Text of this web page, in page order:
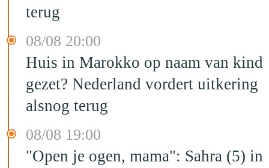
terug
08/08 20:00
Huis in Marokko op naam van kind
gezet? Nederland vordert uitkering
alsnog terug
08/08 19:00
"Open je ogen, mama": Sahra (5) in